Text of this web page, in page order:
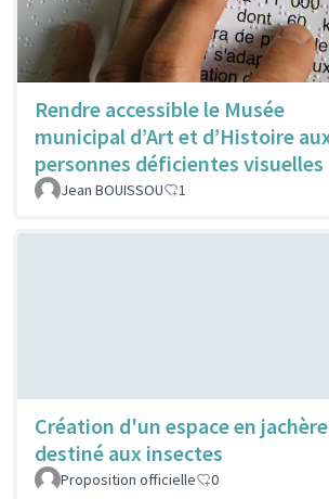
Rendre accessible le Musée
municipal d’Art et d’Histoire
personnes déficientes visuelles
Jean BOUISSOU 1
Création d'un espace en jachère
destiné aux insectes
Proposition officielle 0